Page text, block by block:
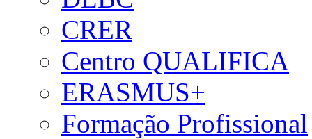
CRER
Centro QUALIFICA
ERASMUS+
Formação Profissional